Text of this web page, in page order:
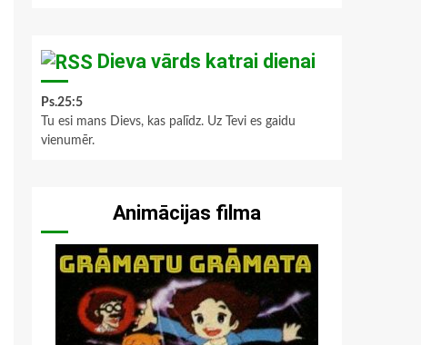
Dieva vārds katrai dienai
Ps.25:5
Tu esi mans Dievs, kas palīdz. Uz Tevi es gaidu
vienumēr.
Animācijas filma